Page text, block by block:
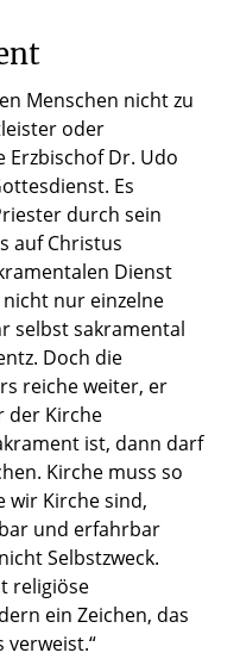
Menschen nicht zu
oder
Dr. Udo
Es
durch sein
auf Christus
Dienst
nur einzelne
selbst sakramental
Doch die
reiche weiter, er
der Kirche
ist, dann darf
Kirche muss so
wir Kirche sind,
und erfahrbar
Selbstzweck.
religiöse
ein Zeichen, das
verweist.“